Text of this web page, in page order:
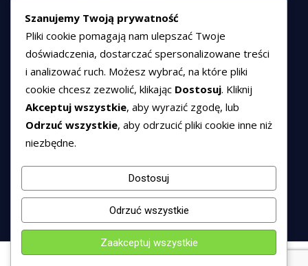
ul. Marsz. Józefa Piłsudskiego 74/320,
50-020 Wrocław
+48 789 594 102
sprzedaz@hexssl.pl
Dokumenty
Regulamin świadczenia usług
Polityka prywatności
Polityka cookies
Szanujemy Twoją prywatność
Pliki cookie pomagają nam ulepszać Twoje
doświadczenia, dostarczać spersonalizowane treści
i analizować ruch. Możesz wybrać, na które pliki
cookie chcesz zezwolić, klikając Dostosuj. Kliknij
Akceptuj wszystkie, aby wyrazić zgodę, lub
Odrzuć wszystkie, aby odrzucić pliki cookie inne niż
niezbędne.
Dostosuj
Odrzuć wszystkie
Zaakceptuj wszystkie